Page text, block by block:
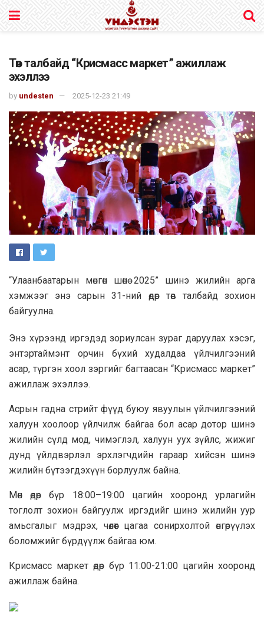
Төв талбайд “Крисмасс маркет” ажиллаж
эхэллээ
by undesten 2025-12-23 21:49
“Улаанбаатарын мөнгөн шөнө 2025” шинэ жилийн арга
хэмжээг энэ сарын 31-ний өдөр төв талбайд зохион
байгуулна.
Энэ хүрээнд иргэдэд зориулсан зураг даруулах хэсэг,
энтэртаймэнт орчин бүхий худалдаа үйлчилгээний
асар, түргэн хоол зэргийг багтаасан “Крисмасс маркет”
ажиллаж эхэллээ.
Асрын гадна стрийт фүүд буюу явуулын үйлчилгээний
халуун хоолоор үйлчилж байгаа бол асар дотор шинэ
жилийн сүлд мод, чимэглэл, халуун уух зүйлс, жижиг
дунд үйлдвэрлэл эрхлэгчдийн гараар хийсэн шинэ
жилийн бүтээгдэхүүн борлуулж байна.
Мөн өдөр бүр 18:00–19:00 цагийн хооронд урлагийн
тоглолт зохион байгуулж иргэдийг шинэ жилийн уур
амьсгалыг мэдрэх, чөлөөт цагаа сонирхолтой өнгөрүүлэх
боломжийг бүрдүүлж байгаа юм.
Крисмасс маркет өдөр бүр 11:00-21:00 цагийн хооронд
ажиллаж байна.